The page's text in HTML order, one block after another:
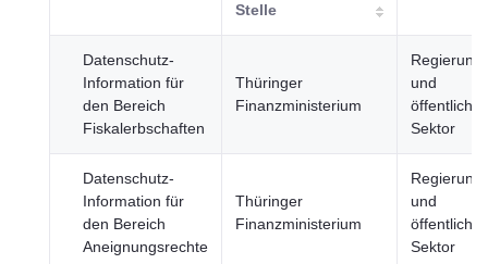
Stelle
Datenschutz-
Information für
den Bereich
Fiskalerbschaften
Thüringer
Finanzministerium
Regierung
und
öffentlicher
Sektor
Datenschutz-
Information für
den Bereich
Aneignungsrechte
Thüringer
Finanzministerium
Regierung
und
öffentlicher
Sektor